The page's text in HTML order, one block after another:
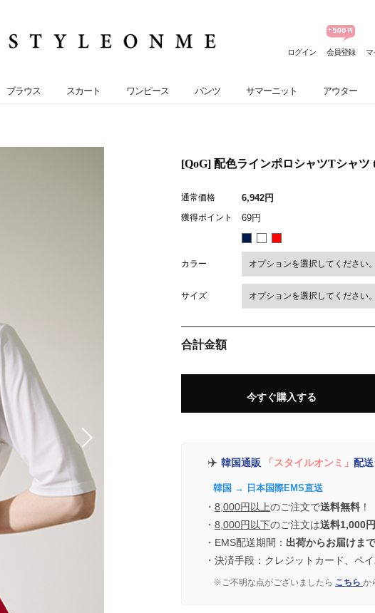
ログイン 会員登録 マ
ブラウス スカート ワンピース パンツ サマーニット アウター
[QoG] 配色ラインポロシャツTシャツ
通常価格 6,942円
獲得ポイント 69円
カラー
サイズ
合計金額
今すぐ購入する
✈️ 韓国通販 「スタイルオンミ」 配
韓国 → 日本国際EMS直送
・ 8,000円以上のご注文で送料無料 ！
・ 8,000円以下のご注文は送料1,000円
・EMS配送期間： 出荷からお届けま
・決済手段：クレジットカード、ペ
※ご不明な点がございましたら こちら か